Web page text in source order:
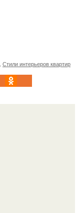
Стили интерьеров квартир